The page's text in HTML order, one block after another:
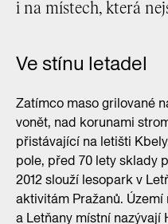
i na místech, která
Ve stínu letadel
Zatímco maso grilované
vonět, nad korunami
přistávající na letišti
pole, před 70 lety sklady
2012 slouží lesopark v
aktivitám Pražanů.
a Letňany místní nazývají